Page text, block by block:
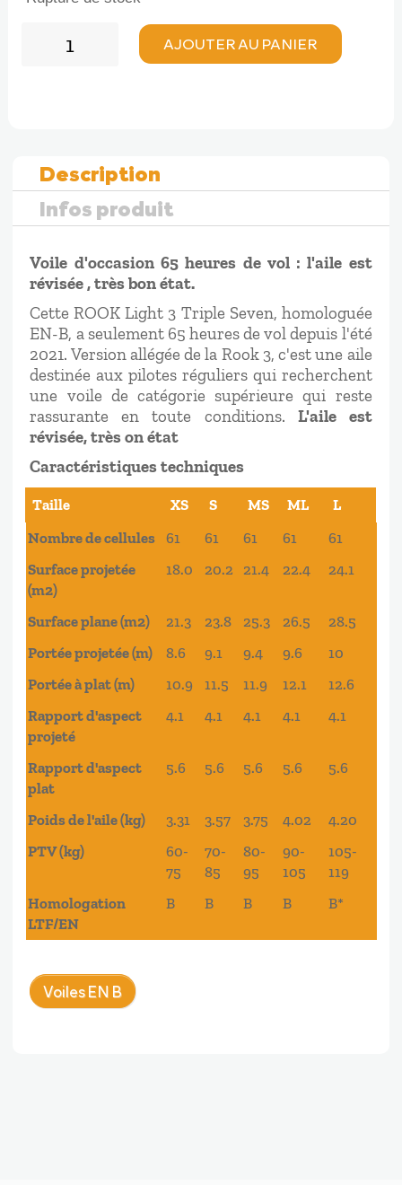
AJOUTER AU PANIER
Description
Infos produit
Voile d'occasion 65 heures de vol : l'aile est
révisée , très bon état.
Cette ROOK Light 3 Triple Seven, homologuée
EN-B, a seulement 65 heures de vol depuis l'été
2021. Version allégée de la Rook 3, c'est une aile
destinée aux pilotes réguliers qui recherchent
une voile de catégorie supérieure qui reste
rassurante en toute conditions. L'aile est
révisée, très on état
Caractéristiques techniques
Taille XS S MS ML
L
Taille
XS S MS ML L
Nombre de cellules 61 61 61 61
61
Surface projetée
(m2)
18.0 20.2 21.4 22.4 24.1
Surface plane (m2) 21.3 23.8 25.3 26.5
28.5
Portée projetée (m)
8.6 9.1 9.4 9.6
10
Portée à plat (m)
10.9 11.5 11.9 12.1
12.6
Rapport d'aspect
projeté
4.1 4.1 4.1 4.1 4.1
Rapport d'aspect
plat
5.6 5.6 5.6 5.6 5.6
Poids de l'aile (kg) 3.31 3.57 3.75 4.02
4.20
PTV (kg)
60-
75
70-
85
80-
95
90-
105
105-
119
Homologation
LTF/EN
B B B B B*
Voiles EN B